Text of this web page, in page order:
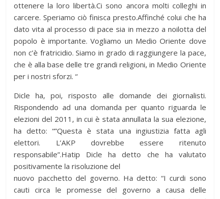
ottenere la loro libertà.Ci sono ancora molti colleghi in
carcere. Speriamo ciò finisca presto.Affinché colui che ha
dato vita al processo di pace sia in mezzo a noilotta del
popolo è importante. Vogliamo un Medio Oriente dove
non c’è fratricidio. Siamo in grado di raggiungere la pace,
che è alla base delle tre grandi religioni, in Medio Oriente
per i nostri sforzi. “
Dicle ha, poi, risposto alle domande dei giornalisti.
Rispondendo ad una domanda per quanto riguarda le
elezioni del 2011, in cui è stata annullata la sua elezione,
ha detto: “”Questa è stata una ingiustizia fatta agli
elettori. L’AKP dovrebbe essere ritenuto
responsabile”.Hatip Dicle ha detto che ha valutato
positivamente la risoluzione del
nuovo pacchetto del governo. Ha detto: “I curdi sono
cauti circa le promesse del governo a causa delle